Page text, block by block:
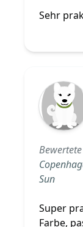
Sehr
Sun
Super
Farbe,